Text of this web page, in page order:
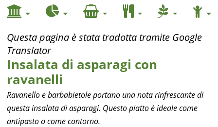
Questa pagina è stata tradotta tramite Google
Translator
Insalata di asparagi con
ravanelli
Ravanello e barbabietole portano una nota rinfrescante di
questa insalata di asparagi. Questo piatto è ideale come
antipasto o come contorno.